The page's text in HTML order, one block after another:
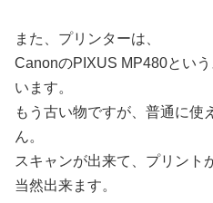
また、プリンターは、
CanonのPIXUS MP480とい
います。
もう古い物ですが、普通に使
ん。
スキャンが出来て、プリント
当然出来ます。